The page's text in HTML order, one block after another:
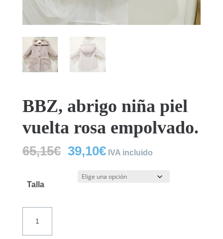
BBZ, abrigo niña piel
vuelta rosa empolvado.
65,15€ El
precio
original
era:
39,10€El
actual
es:
IVA incluido
Talla
abrigo
niña